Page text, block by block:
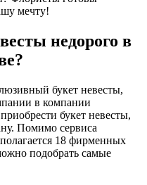
мечту!
недорого в
букет невесты,
в компании
букет невесты,
Помимо сервиса
18 фирменных
подобрать самые